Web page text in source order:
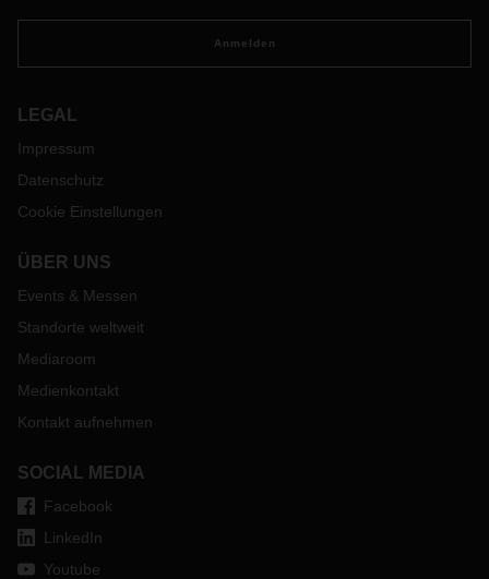
Anmelden
LEGAL
Impressum
Datenschutz
Cookie Einstellungen
ÜBER UNS
Events & Messen
Standorte weltweit
Mediaroom
Medienkontakt
Kontakt aufnehmen
SOCIAL MEDIA
Facebook
LinkedIn
Youtube